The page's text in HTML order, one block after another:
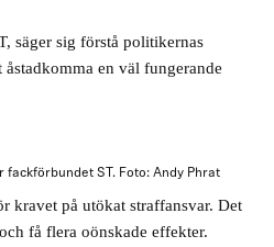
jäv och vänskapskorruption på
granska hur statens pengar
Ett resultat var att alla tre
från det italienska
för över två miljarder utan insyn.
om offentlig upphandling,
säger sig förstå politikernas
en väl fungerande
ST. Foto: Andy Phrat
kravet på utökat straffansvar. Det
få flera oönskade effekter.